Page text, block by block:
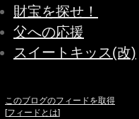
財宝を探せ！
父への応援
スイートキッス(改)
このブログのフィードを取得
[フィードとは]